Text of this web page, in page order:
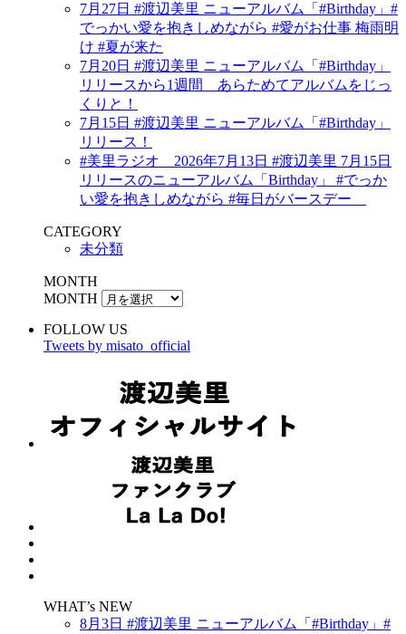
7月27日 #渡辺美里 ニューアルバム「#Birthday」#
でっかい愛を抱きしめながら #愛がお仕事 梅雨明
け #夏が来た
7月20日 #渡辺美里 ニューアルバム「#Birthday」
リリースから1週間 あらためてアルバムをじっ
くりと！
7月15日 #渡辺美里 ニューアルバム「#Birthday」
リリース！
#美里ラジオ 2026年7月13日 #渡辺美里 7月15日
リリースのニューアルバム「Birthday」 #でっか
い愛を抱きしめながら #毎日がバースデー
CATEGORY
未分類
MONTH
MONTH
FOLLOW US
Tweets by misato_official
WHAT’s NEW
8月3日 #渡辺美里 ニューアルバム「#Birthday」#